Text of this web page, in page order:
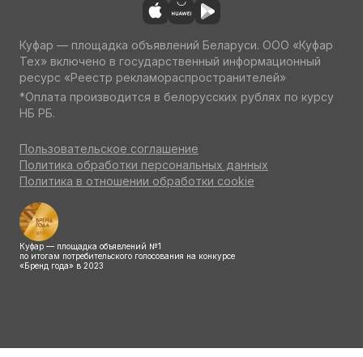
Куфар — площадка объявлений Беларуси. ООО «Куфар
Тех» включено в государственный информационный
ресурс «Реестр рекламораспространителей»
*Оплата производится в белорусских рублях по курсу
НБ РБ.
Пользовательское соглашение
Политика обработки персональных данных
Политика в отношении обработки cookie
Куфар — площадка объявлений №1
по итогам потребительского голосования на конкурсе
«Бренд года» в 2023